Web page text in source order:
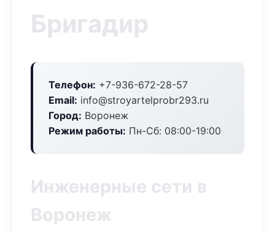
Бригадир
Телефон: +7-936-672-28-57
Email: info@stroyartelprobr293.ru
Город: Воронеж
Режим работы: Пн-Сб: 08:00-19:00
Инженерные сети в
Воронеж